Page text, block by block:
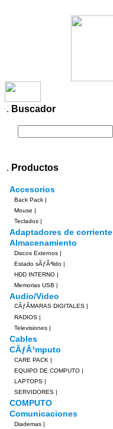
. Buscador
. Productos
Accesorios
Back Pack |
Mouse |
Teclados |
Adaptadores de corriente
Almacenamiento
Discos Externos |
Estado sÃƒÂ³lido |
HDD INTERNO |
Memorias USB |
Audio/Video
CÃƒÂMARAS DIGITALES |
RADIOS |
Televisiones |
Cables
CÃƒÂ³mputo
CARE PACK |
EQUIPO DE COMPUTO |
LAPTOPS |
SERVIDORES |
COMPUTO
Comunicaciones
Diademas |